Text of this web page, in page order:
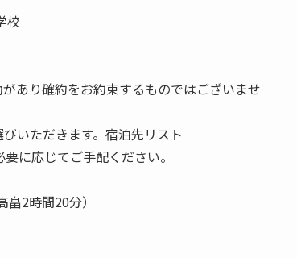
校
確約をお約束するものではございませ
いただきます。宿泊先リスト
に応じてご手配ください。
2時間20分）